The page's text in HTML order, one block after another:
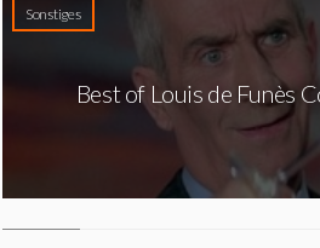
Sonstiges
Best of Louis de Funès